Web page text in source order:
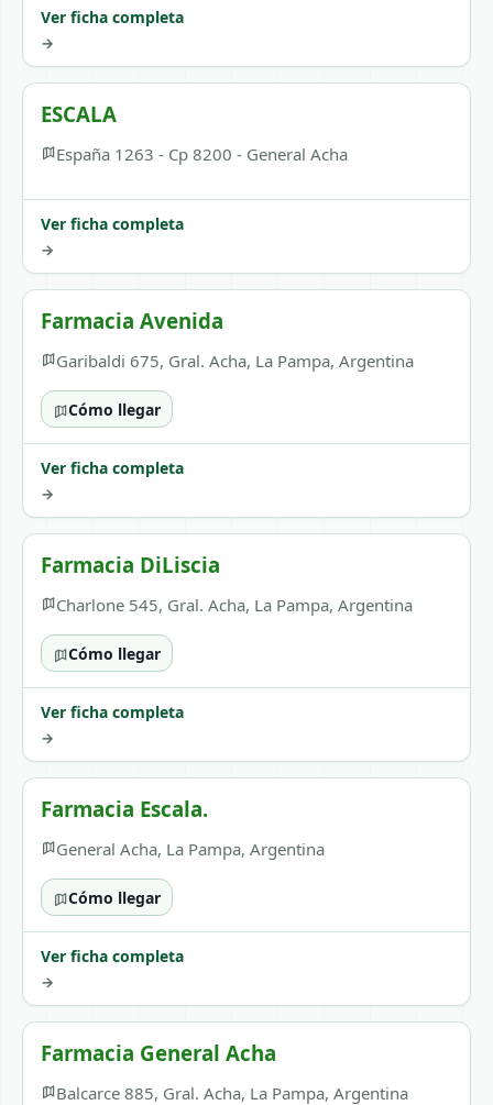
Ver ficha completa
→
ESCALA
España 1263 - Cp 8200 - General Acha
Ver ficha completa
→
Farmacia Avenida
Garibaldi 675, Gral. Acha, La Pampa, Argentina
Cómo llegar
Ver ficha completa
→
Farmacia DiLiscia
Charlone 545, Gral. Acha, La Pampa, Argentina
Cómo llegar
Ver ficha completa
→
Farmacia Escala.
General Acha, La Pampa, Argentina
Cómo llegar
Ver ficha completa
→
Farmacia General Acha
Balcarce 885, Gral. Acha, La Pampa, Argentina